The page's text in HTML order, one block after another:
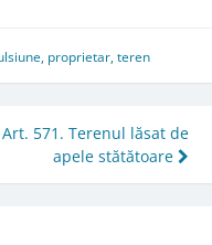
, proprietar,teren
Art. 571. Terenul lăsat de
apele stătătoare